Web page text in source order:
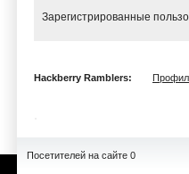
Зарегистрированные
Hackberry Ramblers:
Посетителей на сайте 0